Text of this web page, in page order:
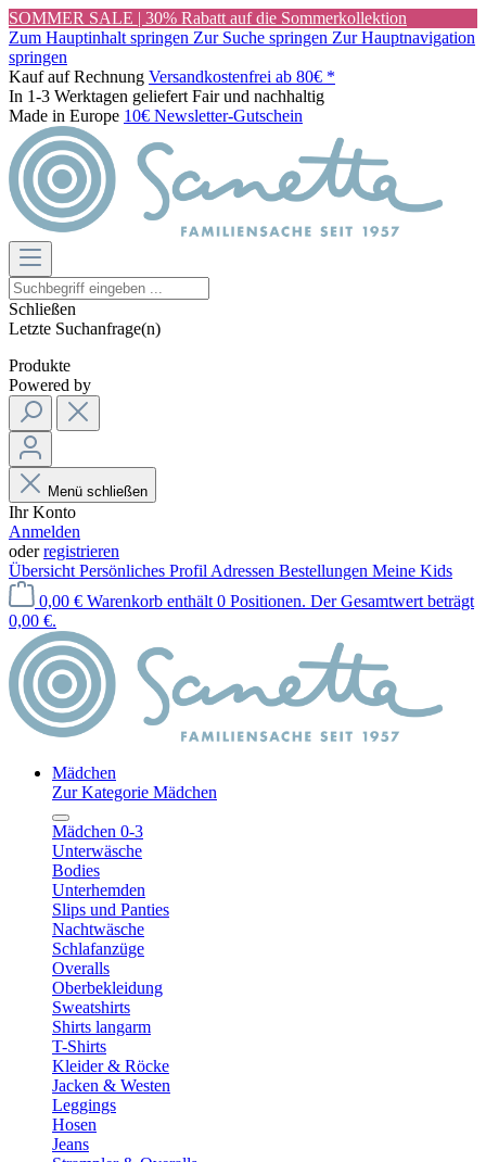
SOMMER SALE | 30% Rabatt auf die Sommerkollektion
Zum Hauptinhalt springen Zur Suche springen Zur Hauptnavigation
springen
Kauf auf Rechnung Versandkostenfrei ab 80€ *
In 1-3 Werktagen geliefert Fair und nachhaltig
Made in Europe 10€ Newsletter-Gutschein
Schließen
Letzte Suchanfrage(n)
Produkte
Powered by
Menü schließen
Ihr Konto
Anmelden
oderregistrieren
Übersicht Persönliches Profil Adressen Bestellungen Meine Kids
0,00 € Warenkorb enthält 0 Positionen. Der Gesamtwert beträgt
0,00 €.
Mädchen
Zur Kategorie Mädchen
Mädchen 0-3
Unterwäsche
Bodies
Unterhemden
Slips und Panties
Nachtwäsche
Schlafanzüge
Overalls
Oberbekleidung
Sweatshirts
Shirts langarm
T-Shirts
Kleider & Röcke
Jacken & Westen
Leggings
Hosen
Jeans